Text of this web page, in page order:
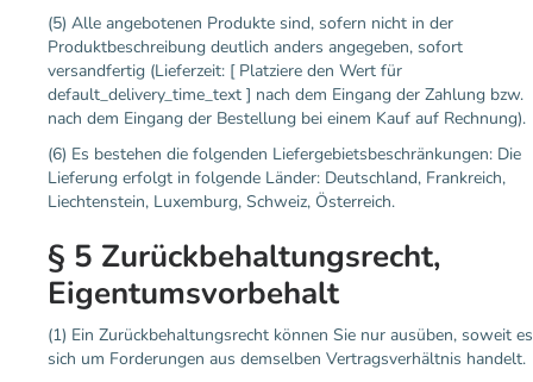
(5) Alle angebotenen Produkte sind, sofern nicht in der
Produktbeschreibung deutlich anders angegeben, sofort
versandfertig (Lieferzeit: [ Platziere den Wert für
default_delivery_time_text ] nach dem Eingang der Zahlung bzw.
nach dem Eingang der Bestellung bei einem Kauf auf Rechnung).
(6) Es bestehen die folgenden Liefergebietsbeschränkungen: Die
Lieferung erfolgt in folgende Länder: Deutschland, Frankreich,
Liechtenstein, Luxemburg, Schweiz, Österreich.
§ 5 Zurückbehaltungsrecht,
Eigentumsvorbehalt
(1) Ein Zurückbehaltungsrecht können Sie nur ausüben, soweit es
sich um Forderungen aus demselben Vertragsverhältnis handelt.